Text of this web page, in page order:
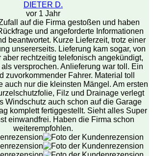
DIETER D.
vor 1 Jahr
auf die Firma gestoßen und haben
und angeforderte Informationen
beantwortet. Kurze Lieferzeit, trotz einer
unsererseits. Lieferung kam sogar, von
aber rechtzeitig telefonisch angekündigt,
versprochen. Anlieferung war toll. Ein
zuvorkommender Fahrer. Material toll
auch nur die kleinsten Mängel. Am ersten
Filz und Drainage verlegt
Windschutz auch schon auf die Garage
komplett fertiggestellt. Sieht alles Super
einwandfrei. Haben die Firma schon
weiterempfohlen.